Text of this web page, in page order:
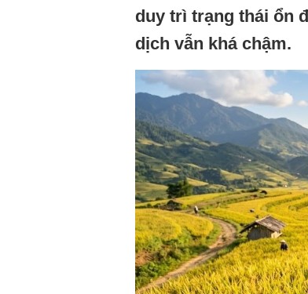
duy trì trạng thái ổn
dịch vẫn khá chậm.